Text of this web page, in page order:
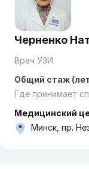
Черненко
Врач УЗИ
Общий стаж
Где принимает
Медицинский
Минск, пр.